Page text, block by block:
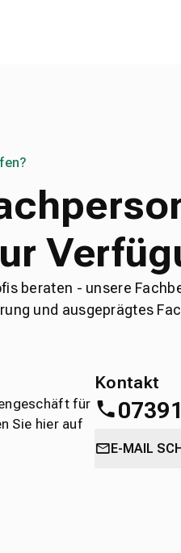
beraten - unsere
und ausgeprägtes
für
Sie hier auf
Kontakt
oderdirekt
E-MAIL